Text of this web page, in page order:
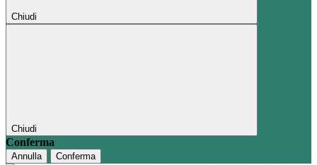
Chiudi
Chiudi
Conferma
Annulla Conferma